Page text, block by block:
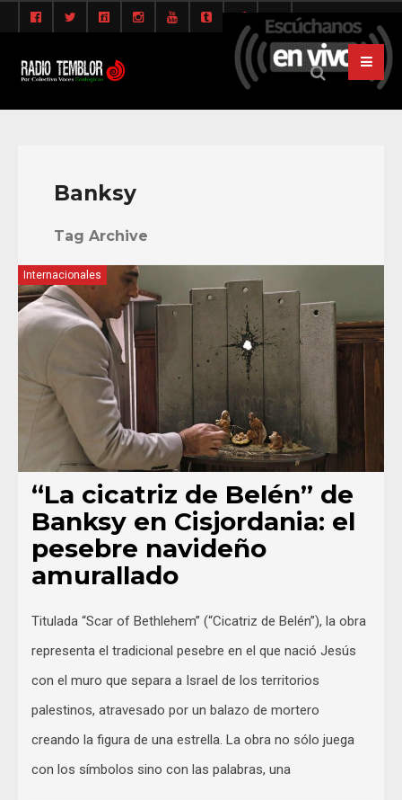
Banksy
Tag Archive
Internacionales
“La cicatriz de Belén” de
Banksy en Cisjordania: el
pesebre navideño
amurallado
Titulada “Scar of Bethlehem” (“Cicatriz de Belén”), la obra
representa el tradicional pesebre en el que nació Jesús
con el muro que separa a Israel de los territorios
palestinos, atravesado por un balazo de mortero
creando la figura de una estrella. La obra no sólo juega
con los símbolos sino con las palabras, una